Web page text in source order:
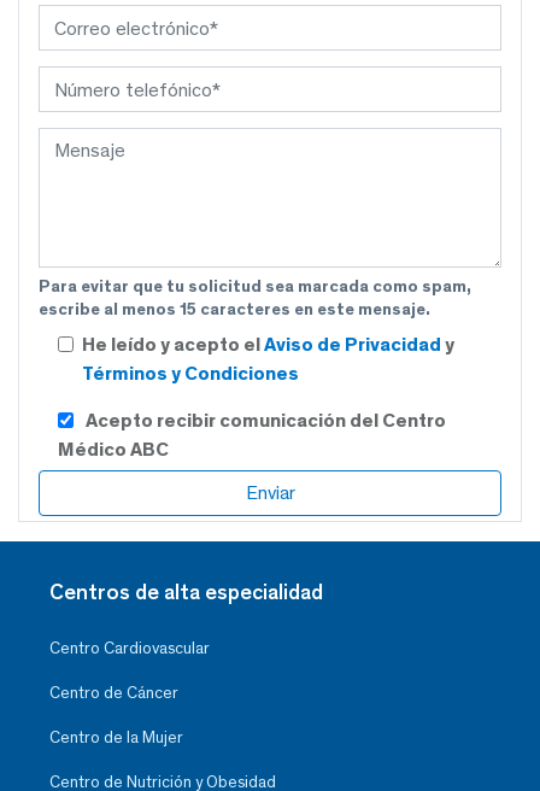
Para evitar que tu solicitud sea marcada como spam,
escribe al menos 15 caracteres en este mensaje.
He leído y acepto elAviso de Privacidad y
Términos y Condiciones
Acepto recibir comunicación del Centro
Médico ABC
Centros de alta especialidad
Centro Cardiovascular
Centro de Cáncer
Centro de la Mujer
Centro de Nutrición y Obesidad